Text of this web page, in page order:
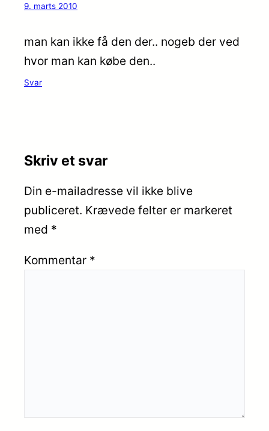
9. marts 2010
man kan ikke få den der.. nogeb der ved
hvor man kan købe den..
Svar
Skriv et svar
Din e-mailadresse vil ikke blive
publiceret. Krævede felter er markeret
med *
Kommentar *